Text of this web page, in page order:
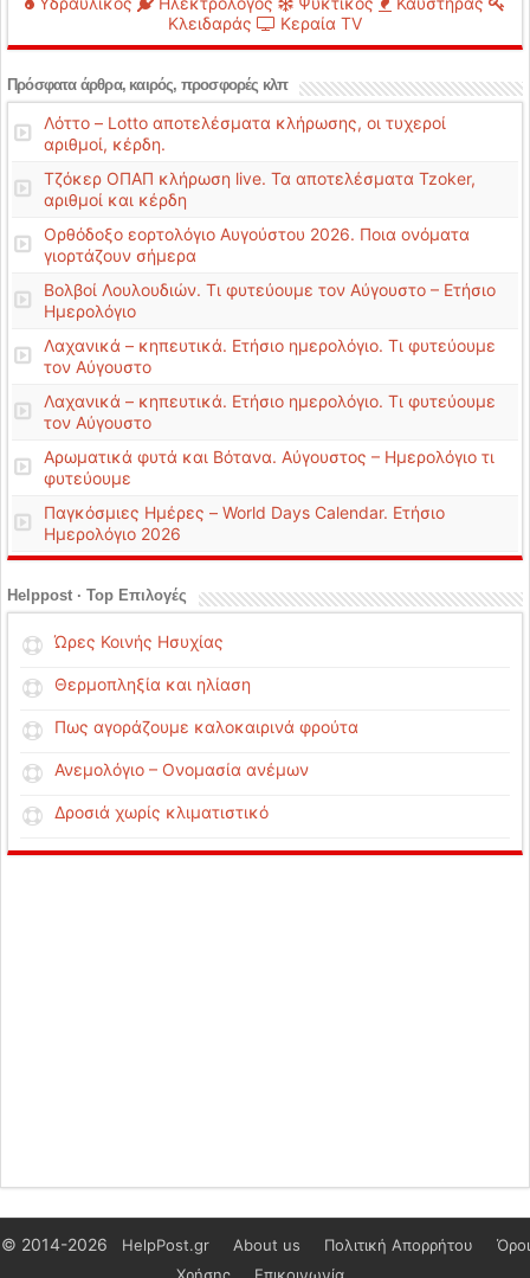
Κλειδαράς
Κεραία TV
Πρόσφατα άρθρα, καιρός, προσφορές κλπ
Λόττο – Lotto αποτελέσματα κλήρωσης, οι τυχεροί
αριθμοί, κέρδη.
Τζόκερ ΟΠΑΠ κλήρωση live. Τα αποτελέσματα Tzoker,
αριθμοί και κέρδη
Ορθόδοξο εορτολόγιο Αυγούστου 2026. Ποια ονόματα
γιορτάζουν σήμερα
Βολβοί Λουλουδιών. Τι φυτεύουμε τον Αύγουστο – Ετήσιο
Ημερολόγιο
Λαχανικά – κηπευτικά. Ετήσιο ημερολόγιο. Τι φυτεύουμε
τον Αύγουστο
Λαχανικά – κηπευτικά. Ετήσιο ημερολόγιο. Τι φυτεύουμε
τον Αύγουστο
Αρωματικά φυτά και Βότανα. Αύγουστος – Ημερολόγιο τι
φυτεύουμε
Παγκόσμιες Ημέρες – World Days Calendar. Ετήσιο
Ημερολόγιο 2026
Helppost · Top Επιλογές
Ώρες Κοινής Ησυχίας
Θερμοπληξία και ηλίαση
Πως αγοράζουμε καλοκαιρινά φρούτα
Ανεμολόγιο – Ονομασία ανέμων
Δροσιά χωρίς κλιματιστικό
© 2014-2026 HelpPost.gr About us Πολιτική Απορρήτου
Όροι